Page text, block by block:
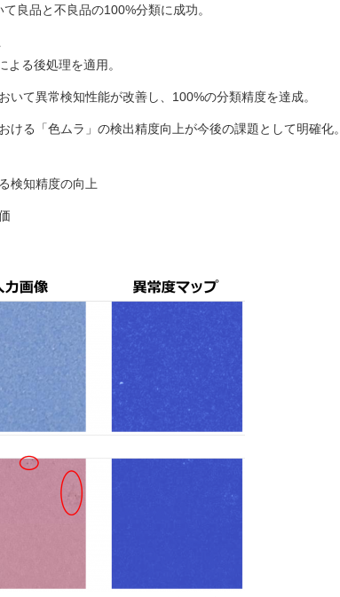
良品と不良品の100%分類に成功。
よる後処理を適用。
いて異常検知性能が改善し、100%の分類精度を達成。
ける「色ムラ」の検出精度向上が今後の課題として明確化。
検知精度の向上